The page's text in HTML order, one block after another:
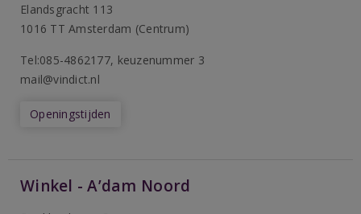
Elandsgracht 113
1016 TT Amsterdam (Centrum)
Tel:085-4862177, keuzenummer 3
mail@vindict.nl
Openingstijden
Winkel - A’dam Noord